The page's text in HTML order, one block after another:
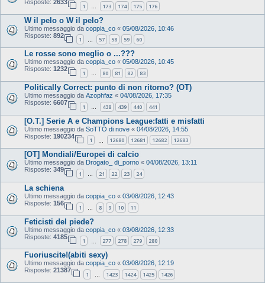
Risposte: 2633
1 … 173 174 175 176
W il pelo o W il pelo?
Ultimo messaggio da coppia_co « 05/08/2026, 10:46
Risposte: 892
1 57 58 59 60
Le rosse sono meglio o ...???
Ultimo messaggio da coppia_co « 05/08/2026, 10:45
Risposte: 1232
1 … 80 81 82 83
Politically Correct: punto di non ritorno? (OT)
Ultimo messaggio da Azophfaz « 04/08/2026, 17:35
Risposte: 6607
1 … 438 439 440 441
[O.T.] Serie A e Champions League:fatti e misfatti
Ultimo messaggio da SoTTO di nove « 04/08/2026, 14:55
Risposte: 190234
1 12680 12681 12682 12683
[OT] Mondiali/Europei di calcio
Ultimo messaggio da Drogato_ di_porno « 04/08/2026, 13:11
Risposte: 349
1 … 21 22 23 24
La schiena
Ultimo messaggio da coppia_co « 03/08/2026, 12:43
Risposte: 156
1 … 8 9 10 11
Feticisti del piede?
Ultimo messaggio da coppia_co « 03/08/2026, 12:33
Risposte: 4185
1 277 278 279 280
Fuoriuscite!(abiti sexy)
Ultimo messaggio da coppia_co « 03/08/2026, 12:19
Risposte: 21387
1 … 1423 1424 1425 1426